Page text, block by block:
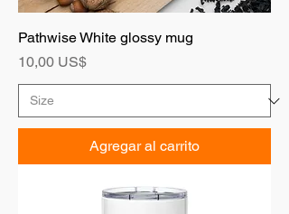
Pathwise White glossy mug
Precio
10,00 US$
Agregar al carrito